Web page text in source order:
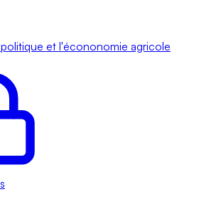
et l'écononomie agricole